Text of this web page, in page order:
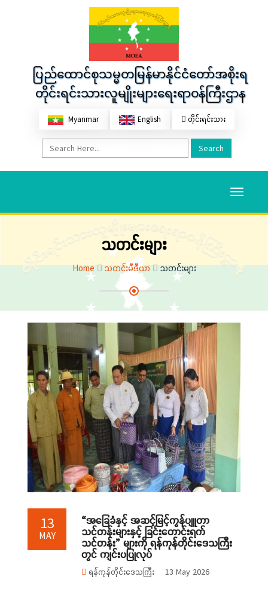
ပြည်ထောင်စုသမ္မတမြန်မာနိုင်ငံတော်အစိုးရ
တိုင်းရင်းသားလူမျိုးများရေးရာဝန်ကြီးဌာန
Myanmar English တိုင်းရင်းသား
Search
Toggle
သတင်းများ
Home သတင်းမီဒီယာ သတင်းများ
13
MAY
“အခြေခံနှင့် အဆင့်မြင့်ကွန်ပျူတာ
သင်တန်းများနှင့် ခြင်းတောင်းရက်
သင်တန်း” များကို ရန်ကုန်တိုင်းဒေသကြီး
တွင် ကျင်းပပြုလုပ်
ရန်ကုန်တိုင်းဒေသကြီး 13 May 2026